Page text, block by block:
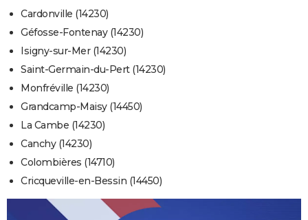
Cardonville (14230)
Géfosse-Fontenay (14230)
Isigny-sur-Mer (14230)
Saint-Germain-du-Pert (14230)
Monfréville (14230)
Grandcamp-Maisy (14450)
La Cambe (14230)
Canchy (14230)
Colombières (14710)
Cricqueville-en-Bessin (14450)